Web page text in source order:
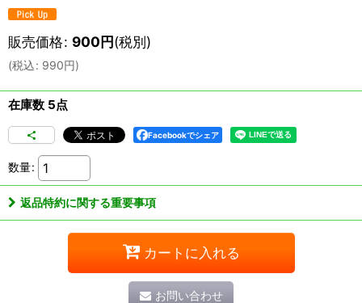
販売価格: 900円(税別)
(税込: 990円)
在庫数 5点
Facebookでシェア
数量:
返品特約に関する重要事項
カートに入れる
お問い合わせ